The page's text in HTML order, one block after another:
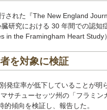
れた『The New England
研究における 30 年間での認知
in the Framingham Heart Study
を対象に検証
発症率が低下していることが明
サチューセッツ州の「フラミン
傾向を検証し、報告した。